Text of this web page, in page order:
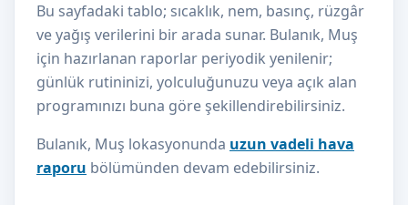
Bu sayfadaki tablo; sıcaklık, nem, basınç, rüzgâr
ve yağış verilerini bir arada sunar. Bulanık, Muş
için hazırlanan raporlar periyodik yenilenir;
günlük rutininizi, yolculuğunuzu veya açık alan
programınızı buna göre şekillendirebilirsiniz.
Bulanık, Muş lokasyonunda uzun vadeli hava
raporu bölümünden devam edebilirsiniz.